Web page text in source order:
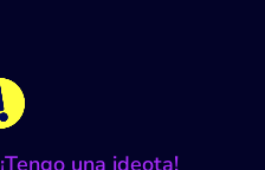
¡Tengo una ideota!